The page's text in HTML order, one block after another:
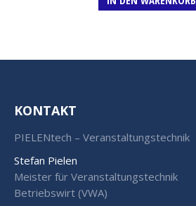
KONTAKT
PIELENtech – Veranstaltungstechnik
Stefan Pielen
Meister für Veranstaltungstechnik
Betriebswirt (VWA)